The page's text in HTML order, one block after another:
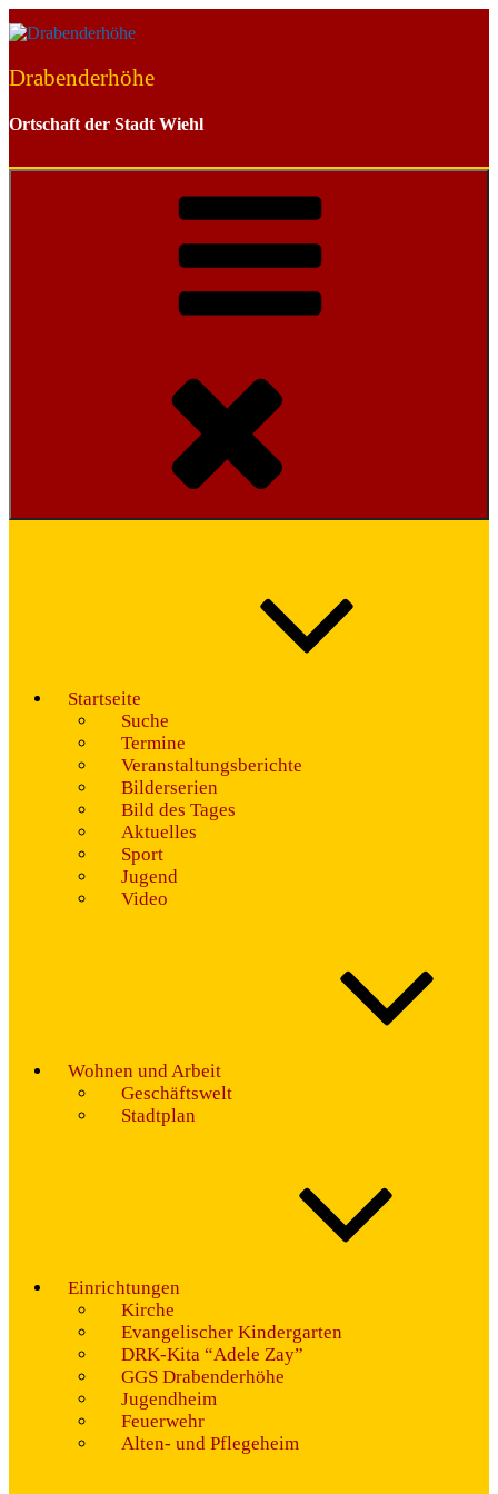
Inhalt
Drabenderhöhe
Ortschaft der Stadt Wiehl
Startseite
Suche
Termine
Veranstaltungsberichte
Bilderserien
Bild des Tages
Aktuelles
Sport
Jugend
Video
Wohnen und Arbeit
Geschäftswelt
Stadtplan
Einrichtungen
Kirche
Evangelischer Kindergarten
DRK-Kita “Adele Zay”
GGS Drabenderhöhe
Jugendheim
Feuerwehr
Alten- und Pflegeheim